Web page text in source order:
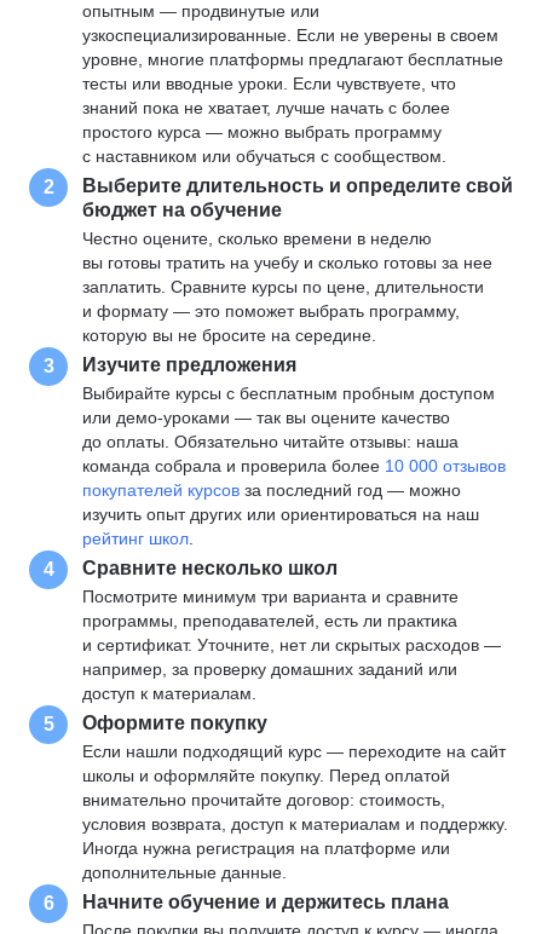
опытным — продвинутые или
узкоспециализированные. Если не уверены в своем
уровне, многие платформы предлагают бесплатные
тесты или вводные уроки. Если чувствуете, что
знаний пока не хватает, лучше начать с более
простого курса — можно выбрать программу
с наставником или обучаться с сообществом.
2
Выберите длительность и определите свой
бюджет на обучение
Честно оцените, сколько времени в неделю
вы готовы тратить на учебу и сколько готовы за нее
заплатить. Сравните курсы по цене, длительности
и формату — это поможет выбрать программу,
которую вы не бросите на середине.
3 Изучите предложения
Выбирайте курсы с бесплатным пробным доступом
или демо-уроками — так вы оцените качество
до оплаты. Обязательно читайте отзывы: наша
команда собрала и проверила более 10 000 отзывов
покупателей курсов за последний год — можно
изучить опыт других или ориентироваться на наш
рейтинг школ
4 Сравните несколько школ
Посмотрите минимум три варианта и сравните
программы, преподавателей, есть ли практика
и сертификат. Уточните, нет ли скрытых расходов —
например, за проверку домашних заданий или
доступ к материалам.
5 Оформите покупку
Если нашли подходящий курс — переходите на сайт
школы и оформляйте покупку. Перед оплатой
внимательно прочитайте договор: стоимость,
условия возврата, доступ к материалам и поддержку.
Иногда нужна регистрация на платформе или
дополнительные данные.
6 Начните обучение и держитесь плана